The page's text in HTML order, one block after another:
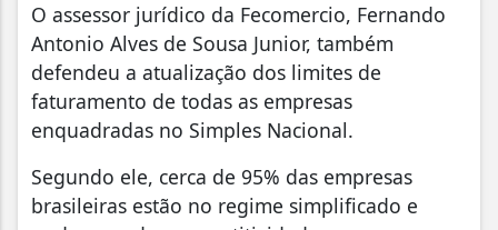
O assessor jurídico da Fecomercio, Fernando
Antonio Alves de Sousa Junior, também
defendeu a atualização dos limites de
faturamento de todas as empresas
enquadradas no Simples Nacional.
Segundo ele, cerca de 95% das empresas
brasileiras estão no regime simplificado e